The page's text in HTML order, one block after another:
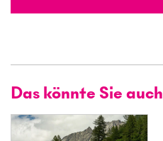
Das könnte Sie